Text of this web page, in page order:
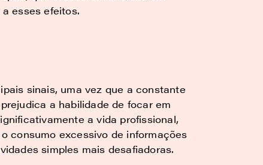
esses efeitos.
sinais, uma vez que a constante
a habilidade de focar em
a vida profissional,
consumo excessivo de informações
simples mais desafiadoras.